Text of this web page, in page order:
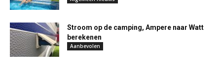
Stroom op de camping, Ampere naar Watt
berekenen
Aanbevolen